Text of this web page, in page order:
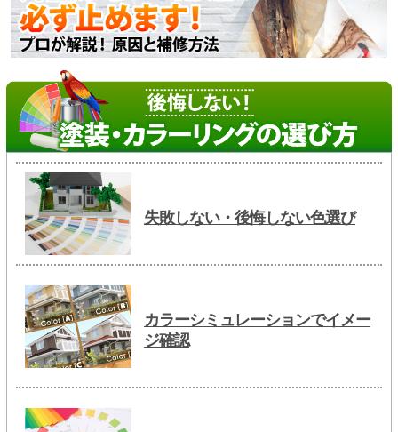
失敗しない・後悔しない色選び
カラーシミュレーションでイメー
ジ確認